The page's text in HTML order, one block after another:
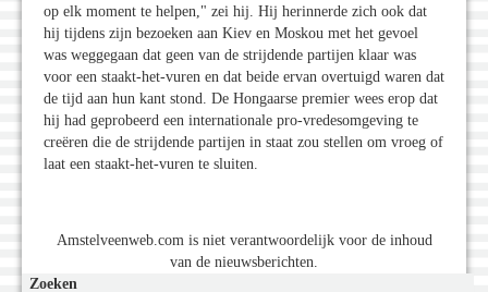
op elk moment te helpen," zei hij. Hij herinnerde zich ook dat
hij tijdens zijn bezoeken aan Kiev en Moskou met het gevoel
was weggegaan dat geen van de strijdende partijen klaar was
voor een staakt-het-vuren en dat beide ervan overtuigd waren dat
de tijd aan hun kant stond. De Hongaarse premier wees erop dat
hij had geprobeerd een internationale pro-vredesomgeving te
creëren die de strijdende partijen in staat zou stellen om vroeg of
laat een staakt-het-vuren te sluiten.
Amstelveenweb.com is niet verantwoordelijk voor de inhoud
van de nieuwsberichten.
Zoeken